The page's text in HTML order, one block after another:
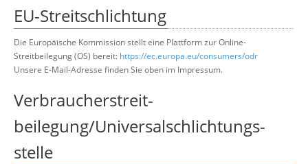
EU-Streitschlichtung
Die Europäische Kommission stellt eine Plattform zur Online-
Streitbeilegung (OS) bereit: https://ec.europa.eu/consumers/odr
Unsere E-Mail-Adresse finden Sie oben im Impressum.
Verbraucher­streit­
beilegung/Universal­schlichtungs­
stelle